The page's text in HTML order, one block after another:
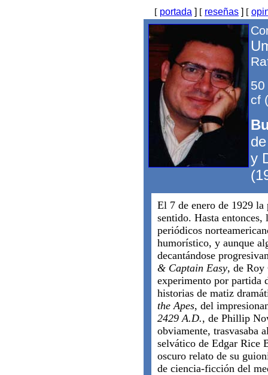
[ portada ] [ reseñas ] [
cf
y
El 7 de enero de 1929
sentido. Hasta
periódicos
humorístico, y aunque
decantándose
& Captain Easy, de Roy
experimento por partida
historias de matiz
the Apes, del
2429 A.D., de Phillip
obviamente, trasvasaba
selvático de Edgar Rice
oscuro relato de su
de ciencia-ficción del